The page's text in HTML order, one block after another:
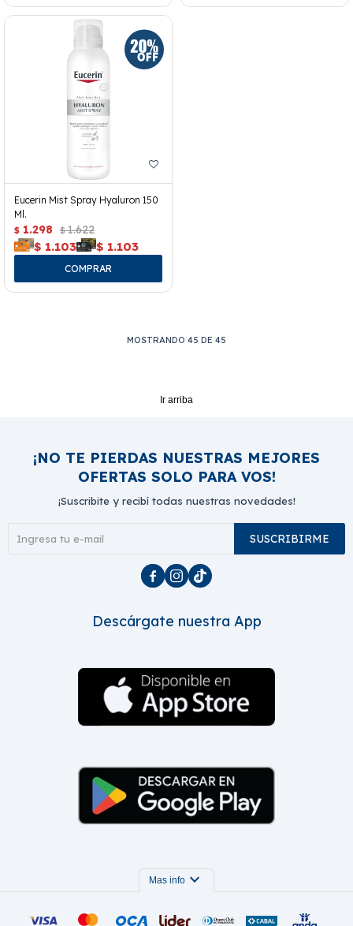
Eucerin Mist Spray Hyaluron 150
Ml.
$ 1.298 $ 1.622
$ 1.103 $ 1.103
MOSTRANDO 45 DE 45
Ir arriba
¡NO TE PIERDAS NUESTRAS MEJORES
OFERTAS SOLO PARA VOS!
¡Suscribite y recibí todas nuestras novedades!
SUSCRIBIRME
  
Descárgate nuestra App
Mas info expand_more